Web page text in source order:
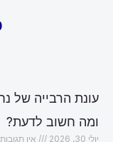
עונת הרבייה של
ומה חשוב לדעת?
יולי 30, 2026 אין תגובות